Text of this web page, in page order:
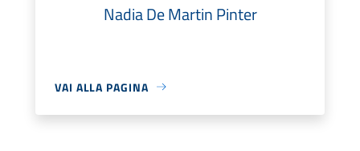
Nadia De Martin Pinter
VAI ALLA PAGINA